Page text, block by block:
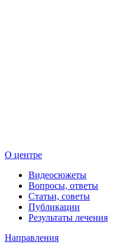
О центре
Видеосюжеты
Вопросы, ответы
Статьи, советы
Публикации
Результаты лечения
Направления